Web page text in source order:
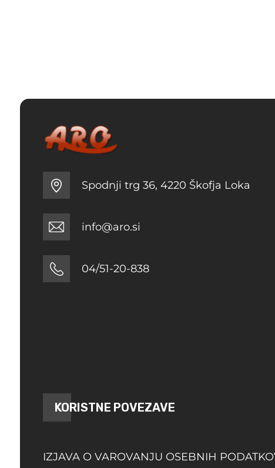
Spodnji trg 36, 4220 Škofja Loka
info@aro.si
04/51-20-838
KORISTNE POVEZAVE
IZJAVA O VAROVANJU OSEBNIH